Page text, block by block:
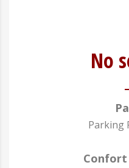
No
Parking
Confort